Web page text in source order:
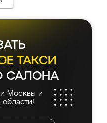
ТАКСИ
САЛОНА
Москвы и
области!